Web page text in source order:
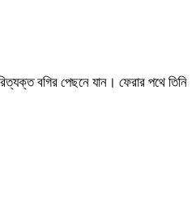
বগির পেছনে যান। ফেরার পথে তিনি